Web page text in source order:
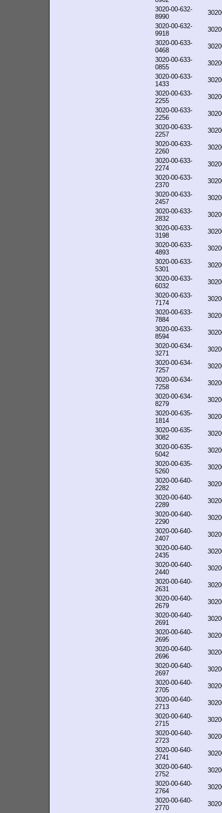
3020-00-632-
8990
3020-00-632-
9918
3020-00-633-
0468
3020-00-633-
0855
3020-00-633-
1433
3020-00-633-
2255
3020-00-633-
2256
3020-00-633-
2257
3020-00-633-
2260
3020-00-633-
2274
3020-00-633-
2370
3020-00-633-
2457
3020-00-633-
2832
3020-00-633-
3198
3020-00-633-
4893
3020-00-633-
5301
3020-00-633-
6032
3020-00-633-
7174
3020-00-633-
7884
3020-00-633-
8594
3020-00-634-
3271
3020-00-634-
7257
3020-00-634-
7258
3020-00-634-
8279
3020-00-635-
1814
3020-00-635-
3082
3020-00-635-
5042
3020-00-635-
5260
3020-00-640-
2282
3020-00-640-
2289
3020-00-640-
2290
3020-00-640-
2407
3020-00-640-
2435
3020-00-640-
2440
3020-00-640-
2631
3020-00-640-
2679
3020-00-640-
2691
3020-00-640-
2695
3020-00-640-
2696
3020-00-640-
2697
3020-00-640-
2705
3020-00-640-
2713
3020-00-640-
2715
3020-00-640-
2723
3020-00-640-
2741
3020-00-640-
2752
3020-00-640-
2764
3020-00-640-
2770